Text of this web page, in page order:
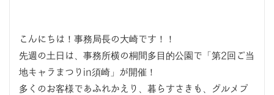
こんにちは！事務局長の大崎です！！
先週の土日は、事務所横の桐間多目的公園で「第2回ご当
地キャラまつりin須崎」が開催！
多くのお客様であふれかえり、暮らすさきも、グルメブ